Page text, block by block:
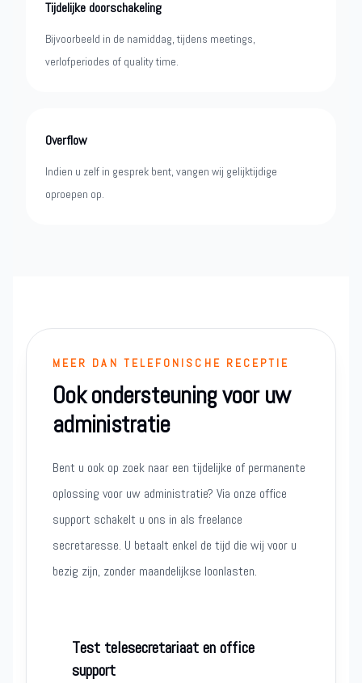
Tijdelijke doorschakeling
Bijvoorbeeld in de namiddag, tijdens meetings,
verlofperiodes of quality time.
Overflow
Indien u zelf in gesprek bent, vangen wij gelijktijdige
oproepen op.
MEER DAN TELEFONISCHE RECEPTIE
Ook ondersteuning voor uw
administratie
Bent u ook op zoek naar een tijdelijke of permanente
oplossing voor uw administratie? Via onze office
support schakelt u ons in als freelance
secretaresse. U betaalt enkel de tijd die wij voor u
bezig zijn, zonder maandelijkse loonlasten.
Test telesecretariaat en office
support